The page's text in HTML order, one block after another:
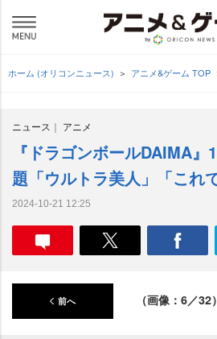
ホーム (オリコンニュース) アニメ&ゲーム TOP
ニュース アニメ
『ドラゴンボールDAIMA
題「ウルトラ美人」「これ
2024-10-21 12:25
前へ （画像：6／32）